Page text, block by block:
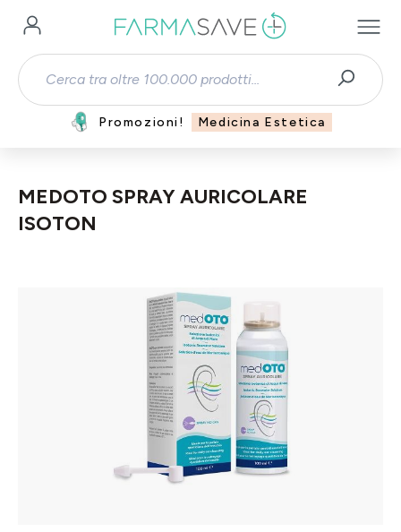
Passa al contenuto principale
Promozioni! Medicina Estetica
MEDOTO SPRAY AURICOLARE
ISOTON
Salta la galleria di immagini